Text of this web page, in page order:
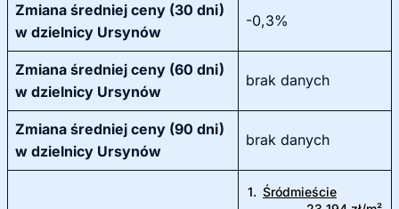
Zmiana średniej ceny (30 dni)
w dzielnicy Ursynów
-0,3%
Zmiana średniej ceny (60 dni)
w dzielnicy Ursynów
brak danych
Zmiana średniej ceny (90 dni)
w dzielnicy Ursynów
brak danych
1. Śródmieście